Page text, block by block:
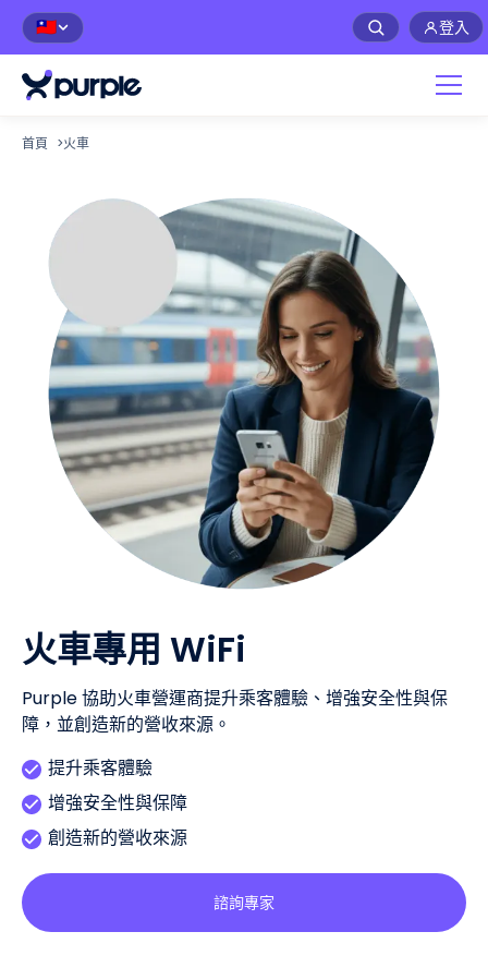
🇹🇼 登入
首頁 >火車
火車專用 WiFi
Purple 協助火車營運商提升乘客體驗、增強安全性與保
障，並創造新的營收來源。
提升乘客體驗
增強安全性與保障
創造新的營收來源
諮詢專家